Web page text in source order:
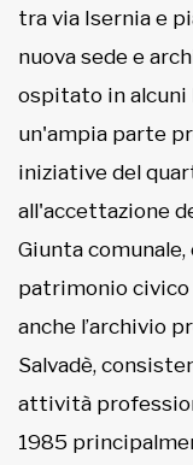
tra via Isernia e
nuova sede e
ospitato in alcuni
un'ampia parte
iniziative del
all'accettazione
Giunta
patrimonio civico
anche l’archivio
Salvadè,
attività
1985